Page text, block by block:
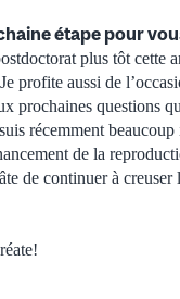
étape pour
plus tôt cette
profite aussi de
prochaines questions
récemment beaucoup
de la
de continuer à creuser